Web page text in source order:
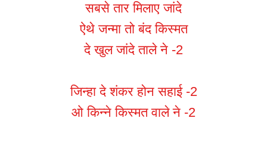
सबसे तार मिलाए जांदे
ऐथे जन्मा तो बंद किस्मत
दे खुल जांदे ताले ने -2
जिन्हा दे शंकर होन सहाई -2
ओ किन्ने किस्मत वाले ने -2